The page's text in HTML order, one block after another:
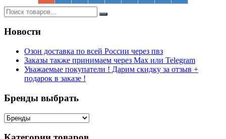
Новости
Озон доставка по всей России через пвз
Заказы также принимаем через Max или Telegram
Уважаемые покупатели ! Дарим скидку за отзыв +
подарок в заказе !
Бренды выбрать